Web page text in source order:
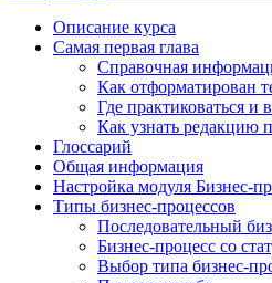
Описание курса
Самая первая глава
Справочная
Как отформатирован
Где практиковаться и
Как узнать редакцию
Глоссарий
Общая информация
Настройка модуля Бизнес-
Типы бизнес-процессов
Последовательный
Бизнес-процесс со
Выбор типа бизнес-